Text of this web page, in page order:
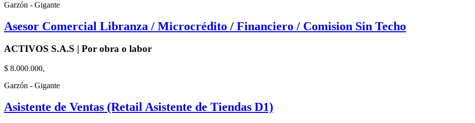
Garzón - Gigante
Asesor Comercial Libranza / Microcrédito / Financiero / Comision Sin Techo
ACTIVOS S.A.S | Por obra o labor
$ 8.000.000,
Garzón - Gigante
Asistente de Ventas (Retail Asistente de Tiendas D1)